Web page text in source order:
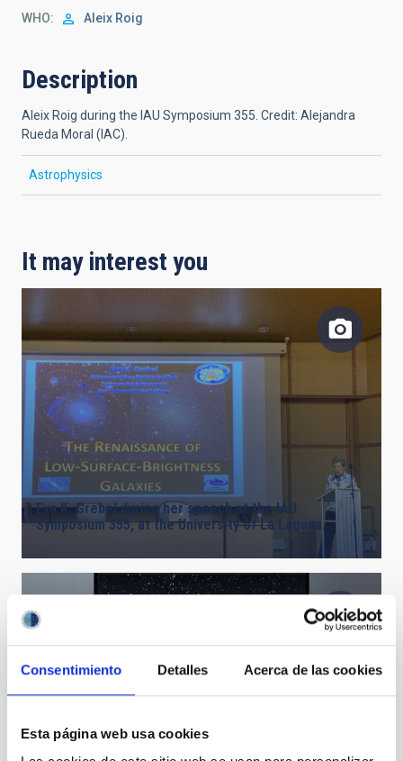
Consentimiento Detalles Acerca de las cookies
Esta página web usa cookies
WHO Aleix Roig
Description
Aleix Roig during the IAU Symposium 355. Credit: Alejandra
Rueda Moral (IAC).
Astrophysics
It may interest you
Eva K. Grebel during her speech at the IAU
Symposium 355, at the University of La Laguna.
Cassiopeia constellation